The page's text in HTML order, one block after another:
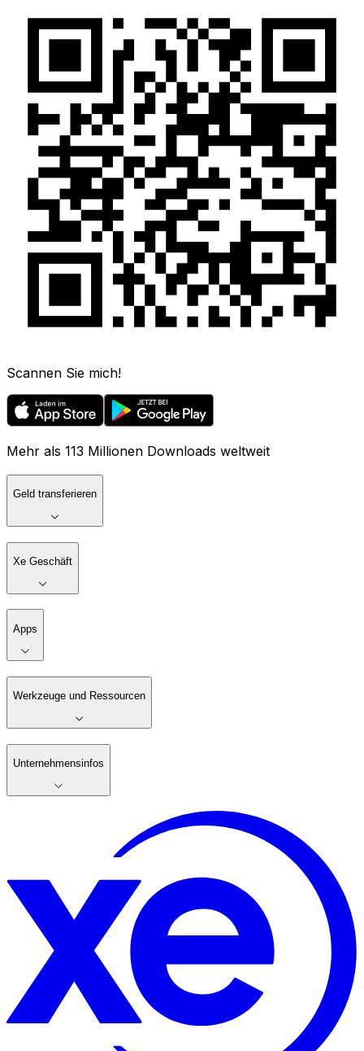
Scannen Sie mich!
Mehr als 113 Millionen Downloads weltweit
Geld transferieren
Xe Geschäft
Apps
Werkzeuge und Ressourcen
Unternehmensinfos